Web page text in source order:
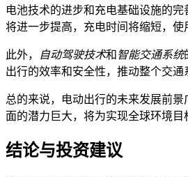
电池技术的进步和充电基础设施的
将进一步提高，充电时间将缩短，使
此外， 自动驾驶技术和 智能交通系统
出行的效率和安全性，推动整个交通
总的来说，电动出行的未来发展前
面的潜力巨大，将为实现全球环境目
结论与投资建议